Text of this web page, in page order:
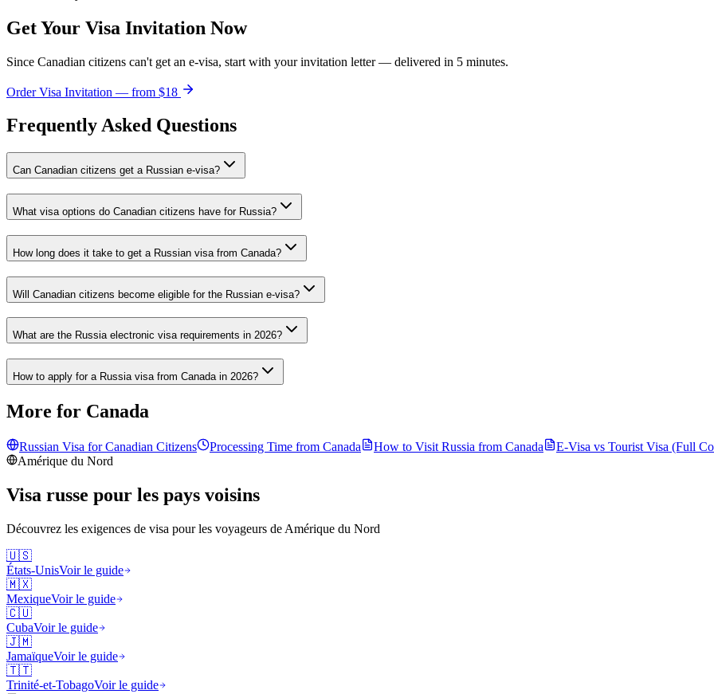
Get Your Visa Invitation Now
Since Canadian citizens can't get an e-visa, start with your invitation letter — delivered in 5 minutes.
Order Visa Invitation — from $18
Frequently Asked Questions
Can Canadian citizens get a Russian e-visa?
What visa options do Canadian citizens have for Russia?
How long does it take to get a Russian visa from Canada?
Will Canadian citizens become eligible for the Russian e-visa?
What are the Russia electronic visa requirements in 2026?
How to apply for a Russia visa from Canada in 2026?
More for Canada
Russian Visa forCanadian Citizens Processing Time from Canada How to Visit Russia from Canada
E-Visa vs Tourist Visa (Full
Amérique du Nord
Visa russe pour les pays voisins
Découvrez les exigences de visa pour les voyageurs de Amérique du Nord
🇺🇸
États-UnisVoir le guide
🇲🇽
MexiqueVoir le guide
🇨🇺
CubaVoir le guide
🇯🇲
JamaïqueVoir le guide
🇹🇹
Trinité-et-TobagoVoir le guide